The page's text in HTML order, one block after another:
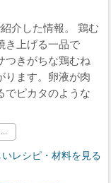
介した情報。 鶏む
き上げる一品で
つきがちな鶏むね
ります。卵液が肉
でピカタのような
レシピ・材料を見る